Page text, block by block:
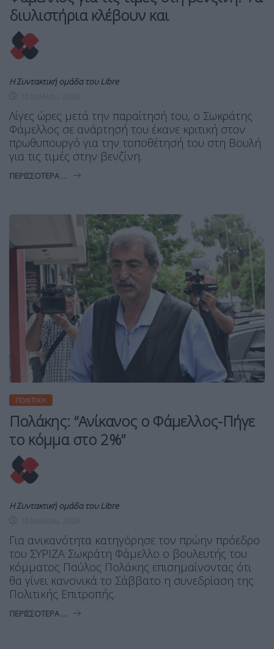
διυλιστήρια κλέβουν και
Η Συντακτική ομάδα του Libre
Λίγες ώρες μετά την παραίτησή του, ο Σωκράτης
Φάμελλος σε ανάρτησή του έκανε κριτική στον
πρωθυπουργό για την τοποθέτησή του στη Βουλή
για τις τιμές στην βενζίνη.
ΠΕΡΙΣΣΌΤΕΡΑ ...
ΠΟΛΙΤΙΚΉ
Πολάκης: “Ανίκανος ο Φάμελλος-Πήγε
το κόμμα στο 2%”
Η Συντακτική ομάδα του Libre
Για ανικανότητα κατηγόρησε τον πρώην πρόεδρο
του ΣΥΡΙΖΑ Σωκράτη Φάμελλο ο βουλευτής του
κόμματος Παύλος Πολάκης επισημαίνοντας ότι
θα γίνει κανονικά το Σάββατο η συνεδρίαση της
Πολιτικής Επιτροπής.
ΠΕΡΙΣΣΌΤΕΡΑ ...